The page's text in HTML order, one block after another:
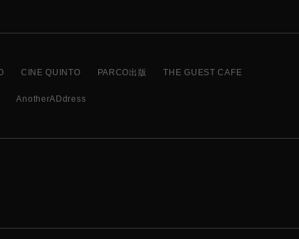
CINE QUINTO PARCO出版 THE GUEST CAFE
AnotherADdress